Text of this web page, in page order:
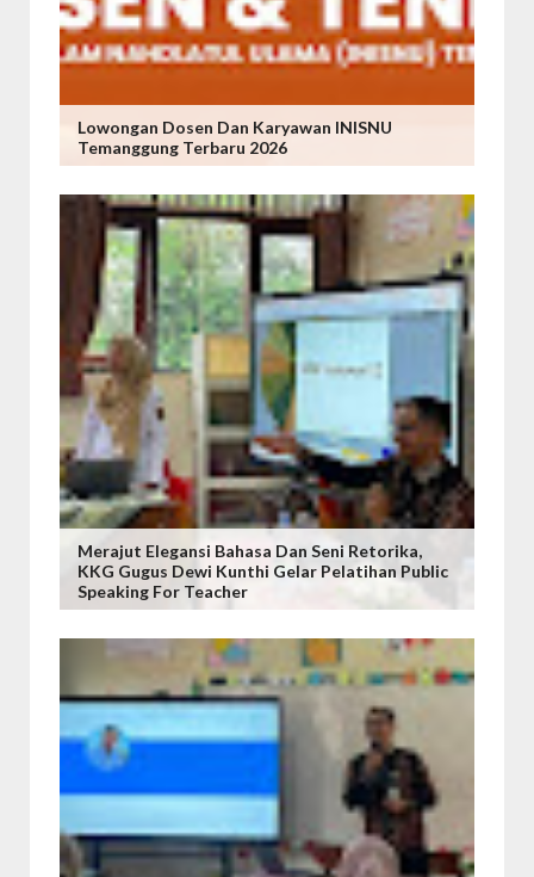
Lowongan Dosen Dan Karyawan INISNU
Temanggung Terbaru 2026
Merajut Elegansi Bahasa Dan Seni Retorika,
KKG Gugus Dewi Kunthi Gelar Pelatihan Public
Speaking For Teacher